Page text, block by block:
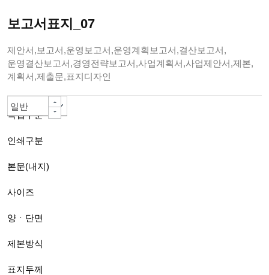
보고서표지_07
제안서,보고서,운영보고서,운영계획보고서,결산보고서,
운영결산보고서,경영전략보고서,사업계획서,사업제안서,제본,
계획서,제출문,표지디자인
작업구분
일반책자
인쇄구분
칼라인쇄 -대량주문 자동할인-
본문(내지)
80g백색모조지
사이즈
A4(210*297mm)
양ㆍ단면
양면
제본방식
PUR 무선제본(긴쪽)A4까지
표지두께
아트지or스노우지200g
무광코팅(일반)
단면칼라
선택안함
선택안함
선택안함
선택안함
선택안함
선택안함
일반